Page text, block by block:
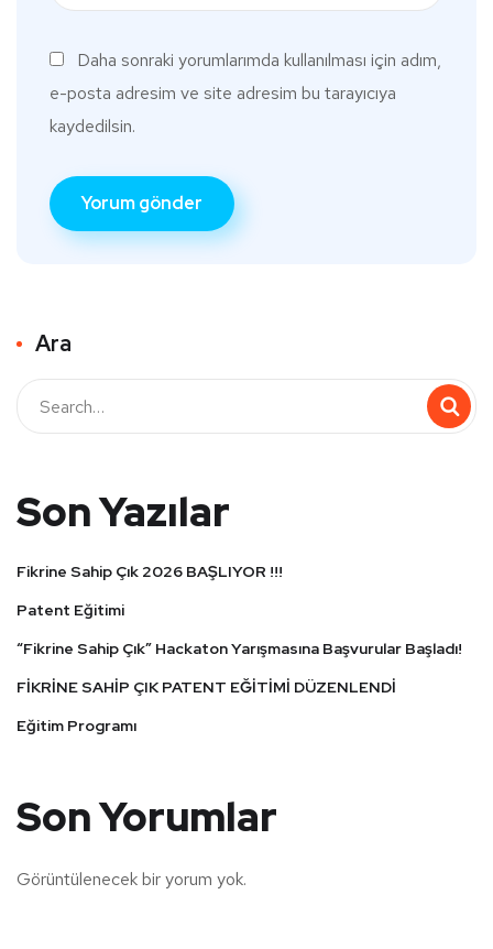
Daha sonraki yorumlarımda kullanılması için adım,
e-posta adresim ve site adresim bu tarayıcıya
kaydedilsin.
Ara
Son Yazılar
Fikrine Sahip Çık 2026 BAŞLIYOR !!!
Patent Eğitimi
“Fikrine Sahip Çık” Hackaton Yarışmasına Başvurular Başladı!
FİKRİNE SAHİP ÇIK PATENT EĞİTİMİ DÜZENLENDİ
Eğitim Programı
Son Yorumlar
Görüntülenecek bir yorum yok.